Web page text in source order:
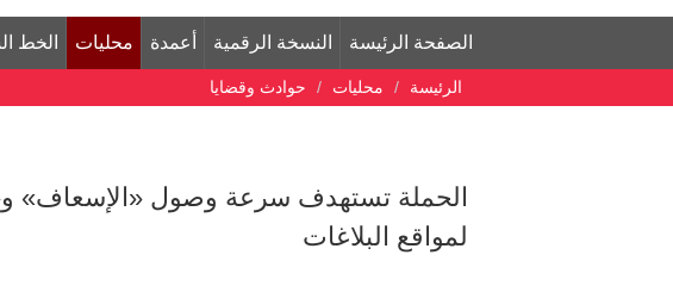
الصفحة الرئيسة النسخة الرقمية أعمدة محليات الخط
الرئيسة محليات حوادث وقضايا
الحملة تستهدف سرعة وصول «الإسعاف»
لمواقع البلاغات